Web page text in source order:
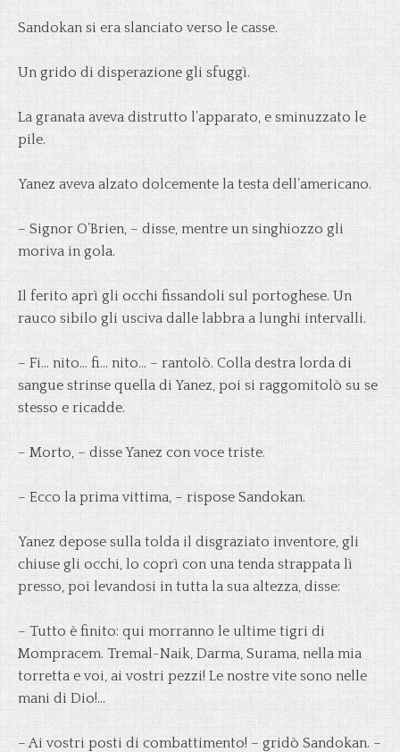
Sandokan si era slanciato verso le casse.
Un grido di disperazione gli sfuggì.
La granata aveva distrutto l’apparato, e sminuzzato le
pile.
Yanez aveva alzato dolcemente la testa dell’americano.
– Signor O’Brien, – disse, mentre un singhiozzo gli
moriva in gola.
Il ferito aprì gli occhi fissandoli sul portoghese. Un
rauco sibilo gli usciva dalle labbra a lunghi intervalli.
– Fi… nito… fi… nito… – rantolò. Colla destra lorda di
sangue strinse quella di Yanez, poi si raggomitolò su se
stesso e ricadde.
– Morto, – disse Yanez con voce triste.
– Ecco la prima vittima, – rispose Sandokan.
Yanez depose sulla tolda il disgraziato inventore, gli
chiuse gli occhi, lo coprì con una tenda strappata lì
presso, poi levandosi in tutta la sua altezza, disse:
– Tutto è finito: qui morranno le ultime tigri di
Mompracem. Tremal-Naik, Darma, Surama, nella mia
torretta e voi, ai vostri pezzi! Le nostre vite sono nelle
mani di Dio!…
– Ai vostri posti di combattimento! – gridò Sandokan. –